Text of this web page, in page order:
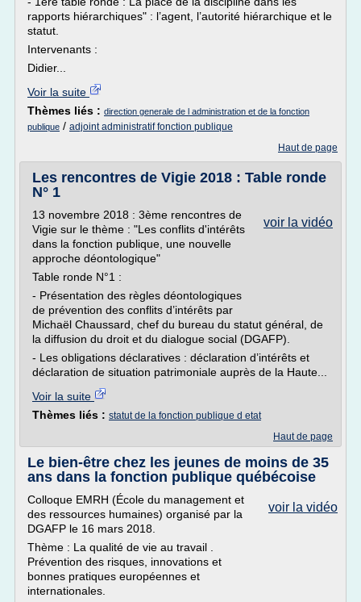
rapports hiérarchiques" : l’agent, l’autorité hiérarchique et le
statut.
Intervenants :
Didier...
Voir la suite
Thèmes liés : direction generale de l administration et de la fonction
publique / adjoint administratif fonction publique
Haut de page
Les rencontres de Vigie 2018 : Table ronde
N° 1
voir la vidéo
13 novembre 2018 : 3ème rencontres de
Vigie sur le thème : "Les conflits d'intérêts
dans la fonction publique, une nouvelle
approche déontologique"
Table ronde N°1 :
- Présentation des règles déontologiques
de prévention des conflits d’intérêts par
Michaël Chaussard, chef du bureau du statut général, de
la diffusion du droit et du dialogue social (DGAFP).
- Les obligations déclaratives : déclaration d’intérêts et
déclaration de situation patrimoniale auprès de la Haute...
Voir la suite
Thèmes liés : statut de la fonction publique d etat
Haut de page
Le bien-être chez les jeunes de moins de 35
ans dans la fonction publique québécoise
voir la vidéo
Colloque EMRH (École du management et
des ressources humaines) organisé par la
DGAFP le 16 mars 2018.
Thème : La qualité de vie au travail .
Prévention des risques, innovations et
bonnes pratiques européennes et
internationales.